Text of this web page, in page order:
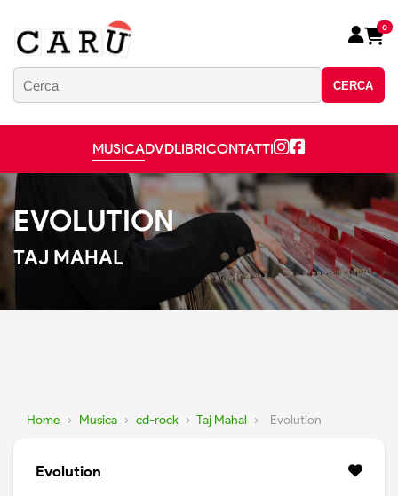
CERCA
0
MUSICADVDLIBRICONTATTI
EVOLUTION
TAJ MAHAL
Home › Musica › cd-rock › Taj Mahal › Evolution
Evolution